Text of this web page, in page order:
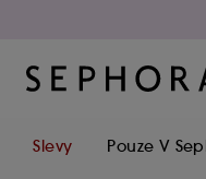
Slevy Pouze V